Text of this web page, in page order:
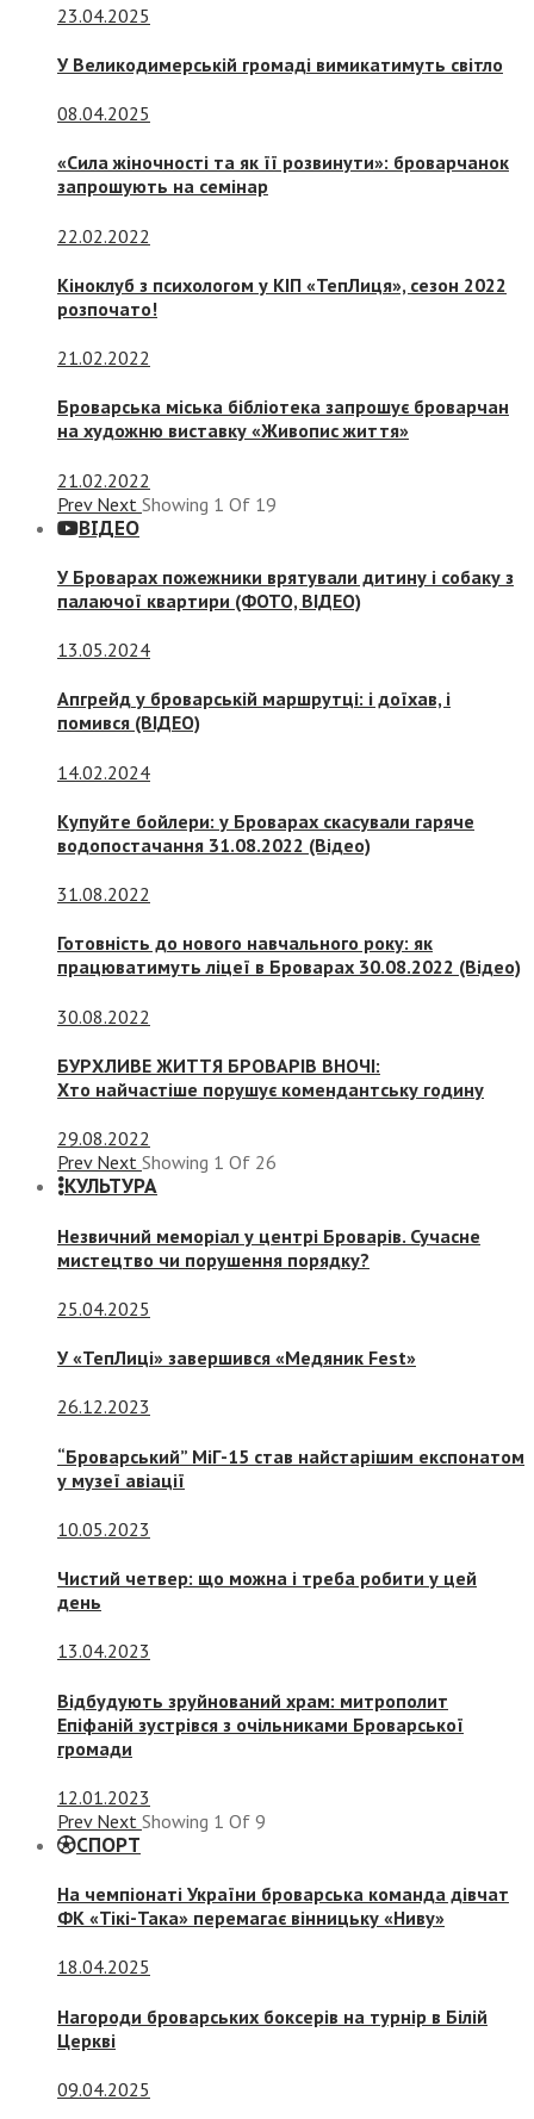
23.04.2025
У Великодимерській громаді вимикатимуть світло
08.04.2025
«Сила жіночності та як її розвинути»: броварчанок
запрошують на семінар
22.02.2022
Кіноклуб з психологом у КІП «ТепЛиця», сезон 2022
розпочато!
21.02.2022
Броварська міська бібліотека запрошує броварчан
на художню виставку «Живопис життя»
21.02.2022
Prev Next Showing 1 Of 19
ВІДЕО
У Броварах пожежники врятували дитину і собаку з
палаючої квартири (ФОТО, ВІДЕО)
13.05.2024
Апгрейд у броварській маршрутці: і доїхав, і
помився (ВІДЕО)
14.02.2024
Купуйте бойлери: у Броварах скасували гаряче
водопостачання 31.08.2022 (Відео)
31.08.2022
Готовність до нового навчального року: як
працюватимуть ліцеї в Броварах 30.08.2022 (Відео)
30.08.2022
БУРХЛИВЕ ЖИТТЯ БРОВАРІВ ВНОЧІ:
Хто найчастіше порушує комендантську годину
29.08.2022
Prev Next Showing 1 Of 26
КУЛЬТУРА
Незвичний меморіал у центрі Броварів. Сучасне
мистецтво чи порушення порядку?
25.04.2025
У «ТепЛиці» завершився «Медяник Fest»
26.12.2023
“Броварський” МіГ-15 став найстарішим експонатом
у музеї авіації
10.05.2023
Чистий четвер: що можна і треба робити у цей
день
13.04.2023
Відбудують зруйнований храм: митрополит
Епіфаній зустрівся з очільниками Броварської
громади
12.01.2023
Prev Next Showing 1 Of 9
СПОРТ
На чемпіонаті України броварська команда дівчат
ФК «Тікі-Така» перемагає вінницьку «Ниву»
18.04.2025
Нагороди броварських боксерів на турнір в Білій
Церкві
09.04.2025